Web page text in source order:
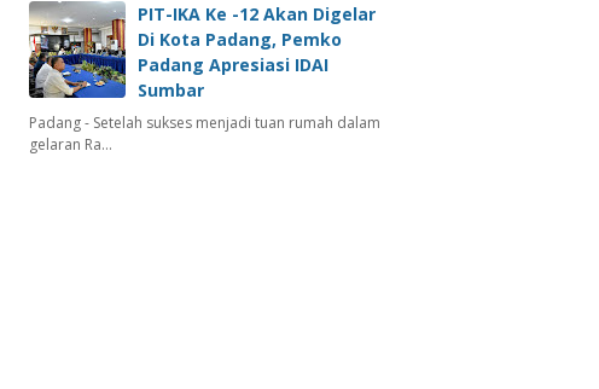
PIT-IKA Ke -12 Akan Digelar
Di Kota Padang, Pemko
Padang Apresiasi IDAI
Sumbar
Padang - Setelah sukses menjadi tuan rumah dalam
gelaran Ra…